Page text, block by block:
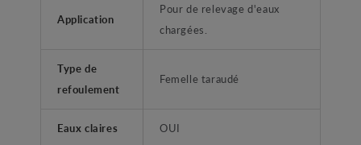
Application
Pour de relevage d'eaux
chargées.
Type de
refoulement
Femelle taraudé
Eaux claires OUI